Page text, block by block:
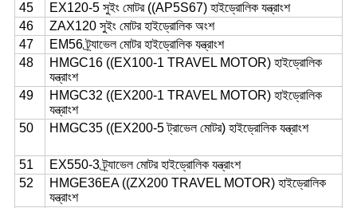
45
EX120-5 সুইং মোটর ((AP5S67) হাইড্রোলিক যন্ত্রাংশ
46
ZAX120 সুইং মোটর হাইড্রোলিক অংশ
47
EM56 ট্র্যাভেল মোটর হাইড্রোলিক যন্ত্রাংশ
48
HMGC16 ((EX100-1 TRAVEL MOTOR) হাইড্রোলিক
যন্ত্রাংশ
49
HMGC32 ((EX200-1 TRAVEL MOTOR) হাইড্রোলিক
যন্ত্রাংশ
50
HMGC35 ((EX200-5 ট্রাভেল মোটর) হাইড্রোলিক যন্ত্রাংশ
51
EX550-3 ট্র্যাভেল মোটর হাইড্রোলিক যন্ত্রাংশ
52
HMGE36EA ((ZX200 TRAVEL MOTOR) হাইড্রোলিক
যন্ত্রাংশ